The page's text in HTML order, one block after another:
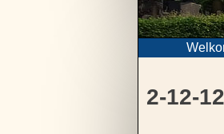
2-12-